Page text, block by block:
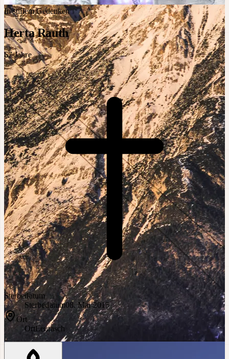
In stillem Gedenken
Herta Rauth
67Jahre
Sterbedatum
Sterbedatum08. Mai 2015
Ort
OrtLeutasch